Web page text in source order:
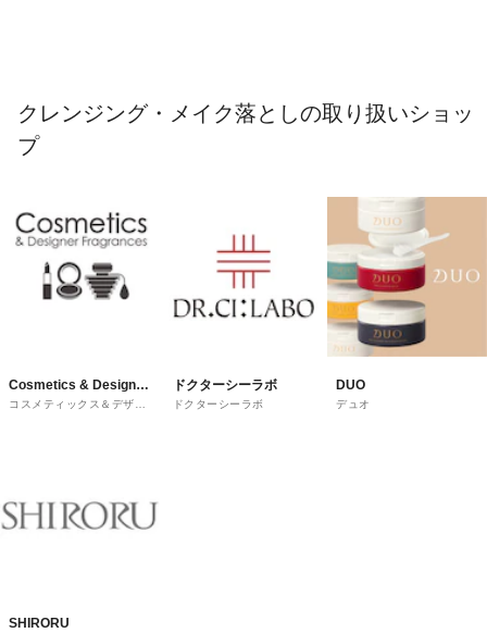
クレンジング・メイク落としの取り扱いショッ
プ
Cosmetics & Designer
Fragrances
コスメティックス＆デザイ
ドクターシーラボ
ドクターシーラボ
DUO
デュオ
SHIRORU